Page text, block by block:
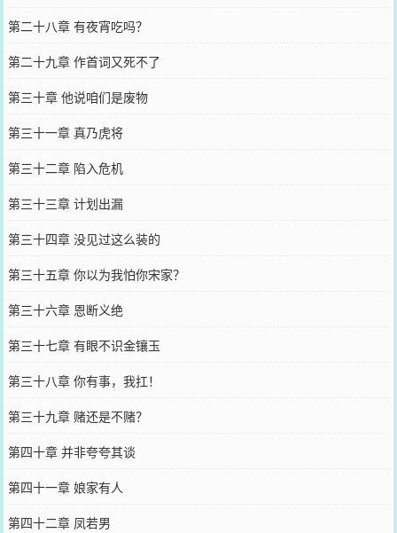
第二十八章 有夜宵吃吗？
第二十九章 作首词又死不了
第三十章 他说咱们是废物
第三十一章 真乃虎将
第三十二章 陷入危机
第三十三章 计划出漏
第三十四章 没见过这么装的
第三十五章 你以为我怕你宋家？
第三十六章 恩断义绝
第三十七章 有眼不识金镶玉
第三十八章 你有事，我扛！
第三十九章 赌还是不赌？
第四十章 并非夸夸其谈
第四十一章 娘家有人
第四十二章 凤若男